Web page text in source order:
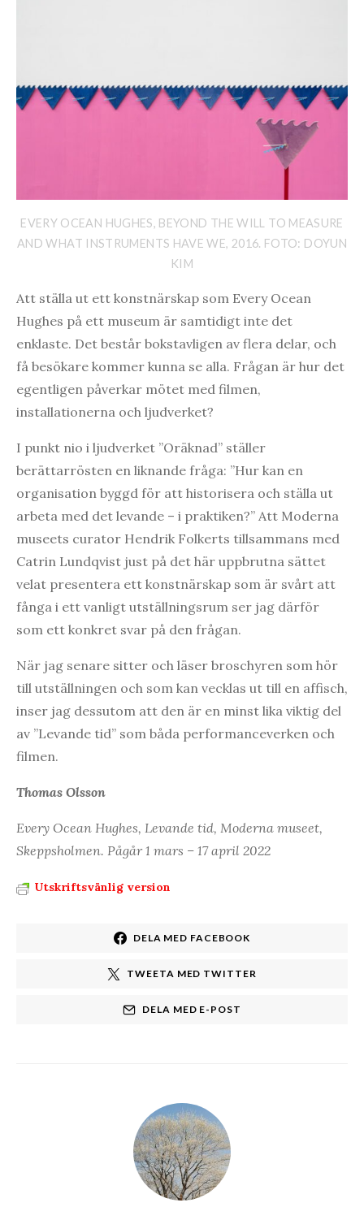
EVERY OCEAN HUGHES, BEYOND THE WILL TO MEASURE
AND WHAT INSTRUMENTS HAVE WE, 2016. FOTO: DOYUN
KIM
Att ställa ut ett konstnärskap som Every Ocean
Hughes på ett museum är samtidigt inte det
enklaste. Det består bokstavligen av flera delar, och
få besökare kommer kunna se alla. Frågan är hur det
egentligen påverkar mötet med filmen,
installationerna och ljudverket?
I punkt nio i ljudverket ”Oräknad” ställer
berättarrösten en liknande fråga: ”Hur kan en
organisation byggd för att historisera och ställa ut
arbeta med det levande – i praktiken?” Att Moderna
museets curator Hendrik Folkerts tillsammans med
Catrin Lundqvist just på det här uppbrutna sättet
velat presentera ett konstnärskap som är svårt att
fånga i ett vanligt utställningsrum ser jag därför
som ett konkret svar på den frågan.
När jag senare sitter och läser broschyren som hör
till utställningen och som kan vecklas ut till en affisch,
inser jag dessutom att den är en minst lika viktig del
av ”Levande tid” som båda performanceverken och
filmen.
Thomas Olsson
Every Ocean Hughes, Levande tid, Moderna museet,
Skeppsholmen. Pågår 1 mars – 17 april 2022
Utskriftsvänlig version
DELA MED FACEBOOK
TWEETA MED TWITTER
DELA MED E-POST